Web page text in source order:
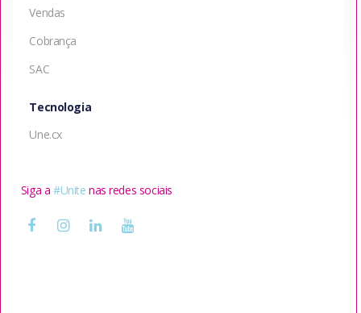
Vendas
Cobrança
SAC
Tecnologia
Une.cx
Siga a #Unite nas redes sociais